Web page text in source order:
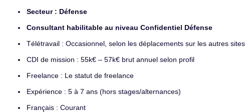
Secteur : Défense
Consultant habilitable au niveau Confidentiel Défense
Télétravail : Occasionnel, selon les déplacements sur les autres sites
CDI de mission : 55k€ – 57k€ brut annuel selon profil
Freelance : Le statut de freelance
Expérience : 5 à 7 ans (hors stages/alternances)
Français : Courant